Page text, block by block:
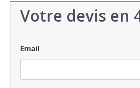
Votre devis en
Email